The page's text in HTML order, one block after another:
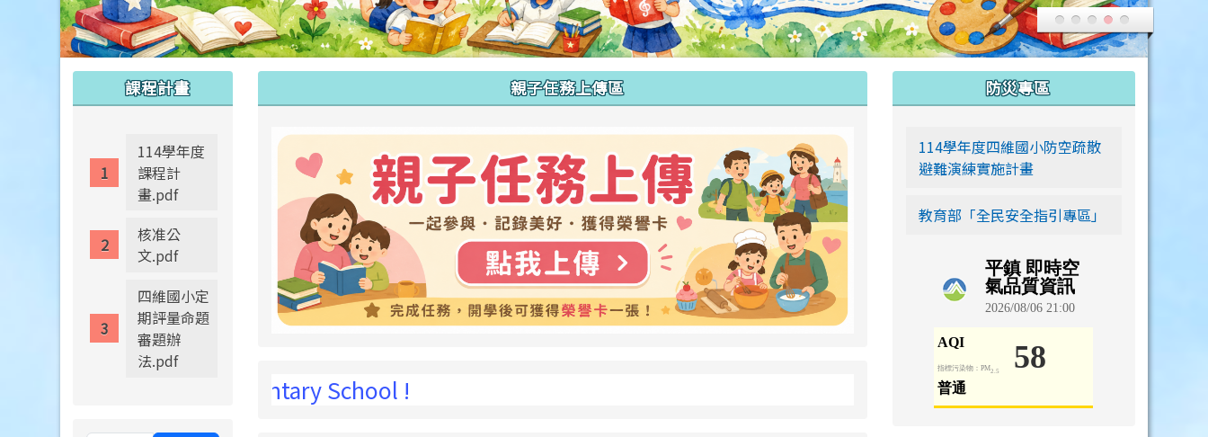
親子任務上傳區
link to https://siwei-family.work-
Si-Wei Elementary School !
課程計畫
114學年度
課程計
畫.pdf
核准公
文.pdf
四維國小定
期評量命題
審題辦
法.pdf
防災專區
114學年度四維國小防空疏散
避難演練實施計畫
教育部「全民安全指引專區」